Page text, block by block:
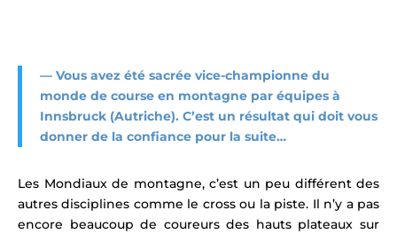
— Vous avez été sacrée vice-championne du
monde de course en montagne par équipes à
Innsbruck (Autriche). C’est un résultat qui doit vous
donner de la confiance pour la suite…
Les Mondiaux de montagne, c’est un peu différent des
autres disciplines comme le cross ou la piste. Il n’y a pas
encore beaucoup de coureurs des hauts plateaux sur